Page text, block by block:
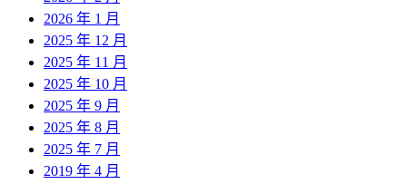
2026 年 1 月
2025 年 12 月
2025 年 11 月
2025 年 10 月
2025 年 9 月
2025 年 8 月
2025 年 7 月
2019 年 4 月